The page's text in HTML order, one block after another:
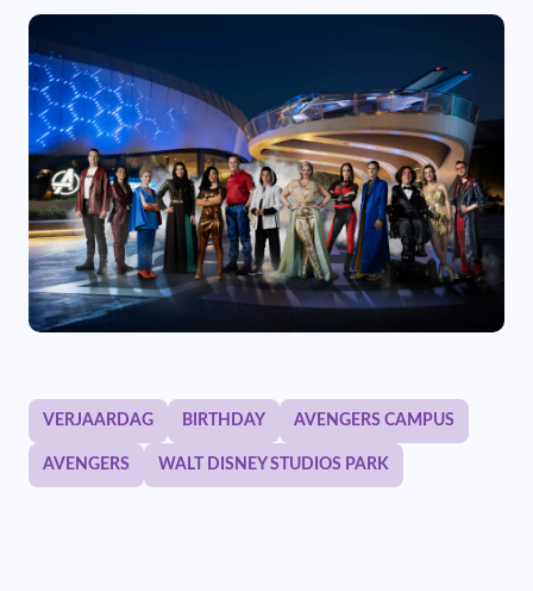
VERJAARDAG BIRTHDAY AVENGERS CAMPUS
AVENGERS WALT DISNEY STUDIOS PARK